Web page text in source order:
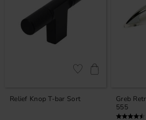
Relief Knop T-bar Sort
Gem som favorit
Greb
555
Vurdering: